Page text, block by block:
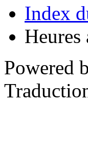
Index
Powered